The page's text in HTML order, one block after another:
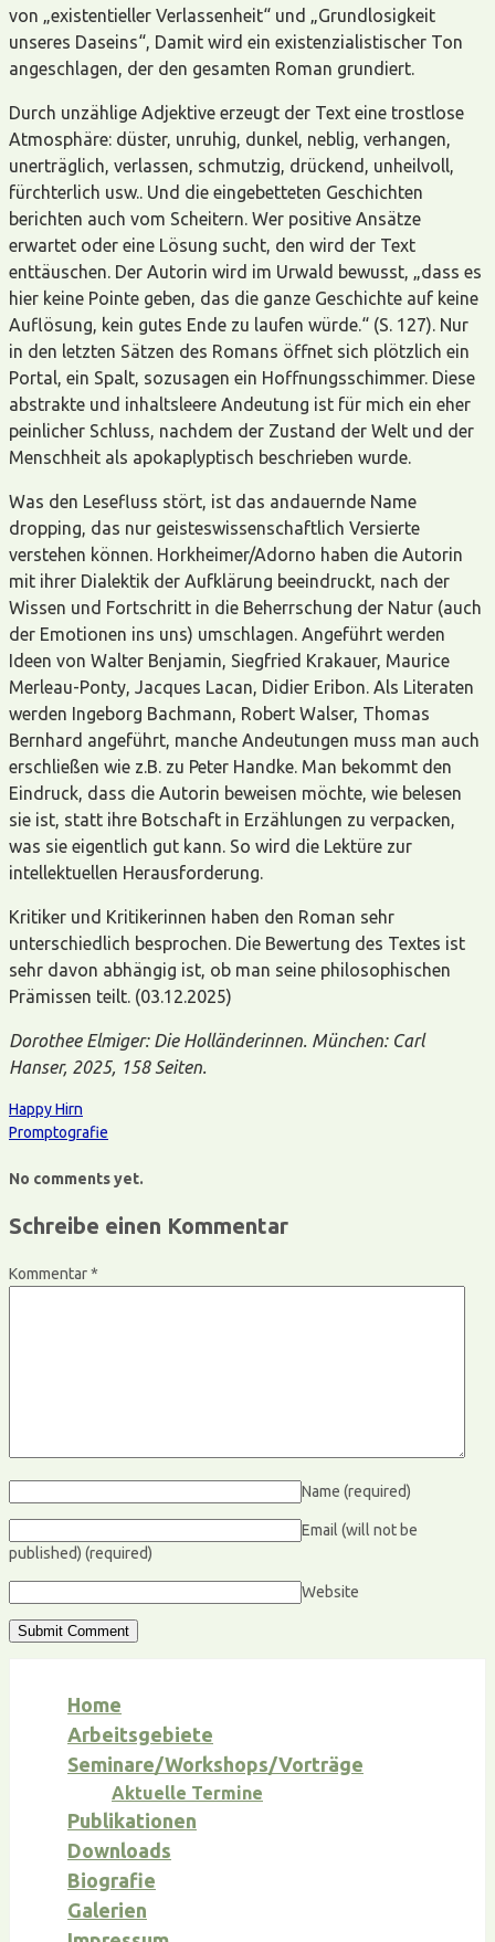
von „existentieller Verlassenheit“ und „Grundlosigkeit
unseres Daseins“, Damit wird ein existenzialistischer Ton
angeschlagen, der den gesamten Roman grundiert.
Durch unzählige Adjektive erzeugt der Text eine trostlose
Atmosphäre: düster, unruhig, dunkel, neblig, verhangen,
unerträglich, verlassen, schmutzig, drückend, unheilvoll,
fürchterlich usw.. Und die eingebetteten Geschichten
berichten auch vom Scheitern. Wer positive Ansätze
erwartet oder eine Lösung sucht, den wird der Text
enttäuschen. Der Autorin wird im Urwald bewusst, „dass es
hier keine Pointe geben, das die ganze Geschichte auf keine
Auflösung, kein gutes Ende zu laufen würde.“ (S. 127). Nur
in den letzten Sätzen des Romans öffnet sich plötzlich ein
Portal, ein Spalt, sozusagen ein Hoffnungsschimmer. Diese
abstrakte und inhaltsleere Andeutung ist für mich ein eher
peinlicher Schluss, nachdem der Zustand der Welt und der
Menschheit als apokaplyptisch beschrieben wurde.
Was den Lesefluss stört, ist das andauernde Name
dropping, das nur geisteswissenschaftlich Versierte
verstehen können. Horkheimer/Adorno haben die Autorin
mit ihrer Dialektik der Aufklärung beeindruckt, nach der
Wissen und Fortschritt in die Beherrschung der Natur (auch
der Emotionen ins uns) umschlagen. Angeführt werden
Ideen von Walter Benjamin, Siegfried Krakauer, Maurice
Merleau-Ponty, Jacques Lacan, Didier Eribon. Als Literaten
werden Ingeborg Bachmann, Robert Walser, Thomas
Bernhard angeführt, manche Andeutungen muss man auch
erschließen wie z.B. zu Peter Handke. Man bekommt den
Eindruck, dass die Autorin beweisen möchte, wie belesen
sie ist, statt ihre Botschaft in Erzählungen zu verpacken,
was sie eigentlich gut kann. So wird die Lektüre zur
intellektuellen Herausforderung.
Kritiker und Kritikerinnen haben den Roman sehr
unterschiedlich besprochen. Die Bewertung des Textes ist
sehr davon abhängig ist, ob man seine philosophischen
Prämissen teilt. (03.12.2025)
Dorothee Elmiger: Die Holländerinnen. München: Carl
Hanser, 2025, 158 Seiten.
Happy Hirn
Promptografie
No comments yet.
Schreibe einen Kommentar
Kommentar*
Name (required)
Email (will not be
published) (required)
Website
Home
Arbeitsgebiete
Seminare/Workshops/Vorträge
Aktuelle Termine
Publikationen
Downloads
Biografie
Galerien